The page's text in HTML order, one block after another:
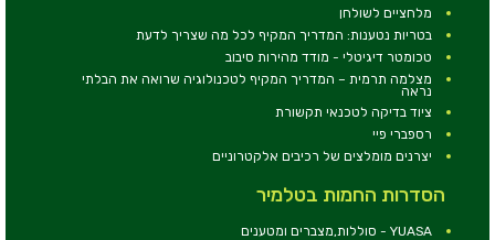
מלחציים לשולחן
בטריות נטענות: המדריך המקיף לכל מה שצריך לדעת
טכומטר דיגיטלי - מודד מהירות סיבוב
מצלמה תרמית – המדריך המקיף לטכנולוגיה שרואה את הבלתי
נראה
ציוד בדיקה לטכנאי תקשורת
רספברי פיי
יצרנים מומלצים של רכיבים אלקטרוניים
הסדרות החמות בטלמיר
YUASA - סוללות,מצברים ומטענים